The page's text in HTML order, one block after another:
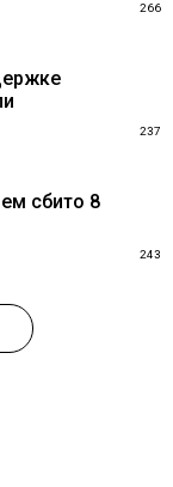
266
237
сбито 8
243